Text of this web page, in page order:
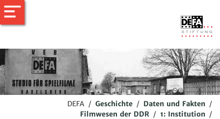
DEFA / Geschichte / Daten und Fakten /
Filmwesen der DDR / 1: Institution /